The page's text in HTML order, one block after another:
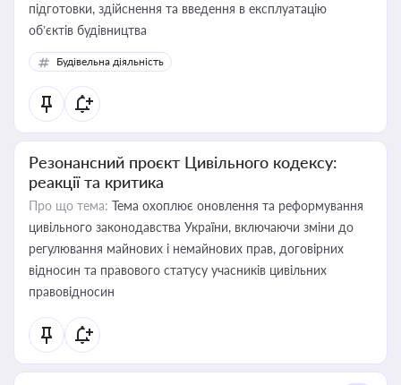
підготовки, здійснення та введення в експлуатацію
об’єктів будівництва
Будівельна діяльність
Резонансний проєкт Цивільного кодексу:
реакції та критика
Про що тема: Тема охоплює оновлення та реформування
цивільного законодавства України, включаючи зміни до
регулювання майнових і немайнових прав, договірних
відносин та правового статусу учасників цивільних
правовідносин